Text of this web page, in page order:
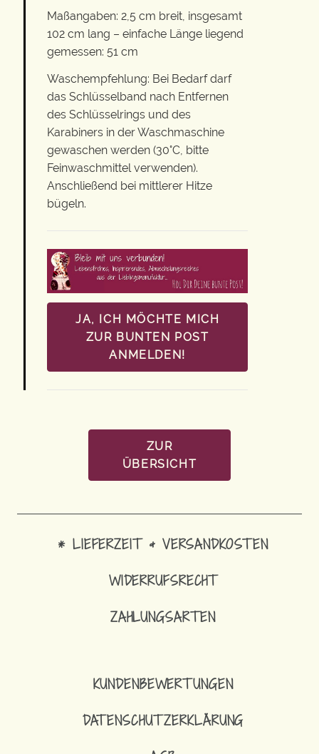
Maßangaben: 2,5 cm breit, insgesamt
102 cm lang – einfache Länge liegend
gemessen: 51 cm
Waschempfehlung: Bei Bedarf darf
das Schlüsselband nach Entfernen
des Schlüsselrings und des
Karabiners in der Waschmaschine
gewaschen werden (30°C, bitte
Feinwaschmittel verwenden).
Anschließend bei mittlerer Hitze
bügeln.
JA, ICH MÖCHTE MICH
ZUR BUNTEN POST
ANMELDEN!
ZUR
ÜBERSICHT
* LIEFERZEIT & VERSANDKOSTEN
WIDERRUFSRECHT
ZAHLUNGSARTEN
KUNDENBEWERTUNGEN
DATENSCHUTZERKLÄRUNG